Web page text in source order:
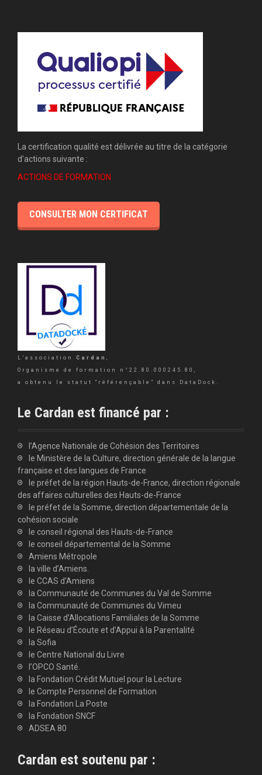
La certification qualité est délivrée au titre de la catégorie
d’actions suivante :
ACTIONS DE FORMATION
CONSULTER MON CERTIFICAT
L’association Cardan ,
Organisme de formation n°22.80.000245.80,
a obtenu le statut “référençable” dans DataDock.
Le Cardan est financé par :
l’Agence Nationale de Cohésion des Territoires
le Ministère de la Culture, direction générale de la langue
française et des langues de France
le préfet de la région Hauts-de-France, direction régionale
des affaires culturelles des Hauts-de-France
le préfet de la Somme, direction départementale de la
cohésion sociale
le conseil régional des Hauts-de-France
le conseil départemental de la Somme
Amiens Métropole
la ville d’Amiens.
le CCAS d’Amiens
la Communauté de Communes du Val de Somme
la Communauté de Communes du Vimeu
la Caisse d’Allocations Familiales de la Somme
le Réseau d’Écoute et d’Appui à la Parentalité
la Sofia
le Centre National du Livre
l’OPCO Santé.
la Fondation Crédit Mutuel pour la Lecture
le Compte Personnel de Formation
la Fondation La Poste
la Fondation SNCF
ADSEA 80
Cardan est soutenu par :